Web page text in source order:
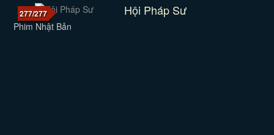
277/277 Hội Pháp Sư
Phim Nhật Bản